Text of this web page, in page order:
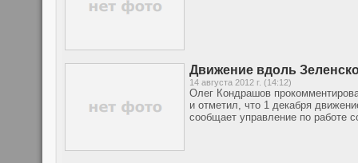
Движение вдоль
14 августа 2012 г. (14:12)
Олег Кондрашов
и отметил, что 1 декабря
сообщает управление по работе